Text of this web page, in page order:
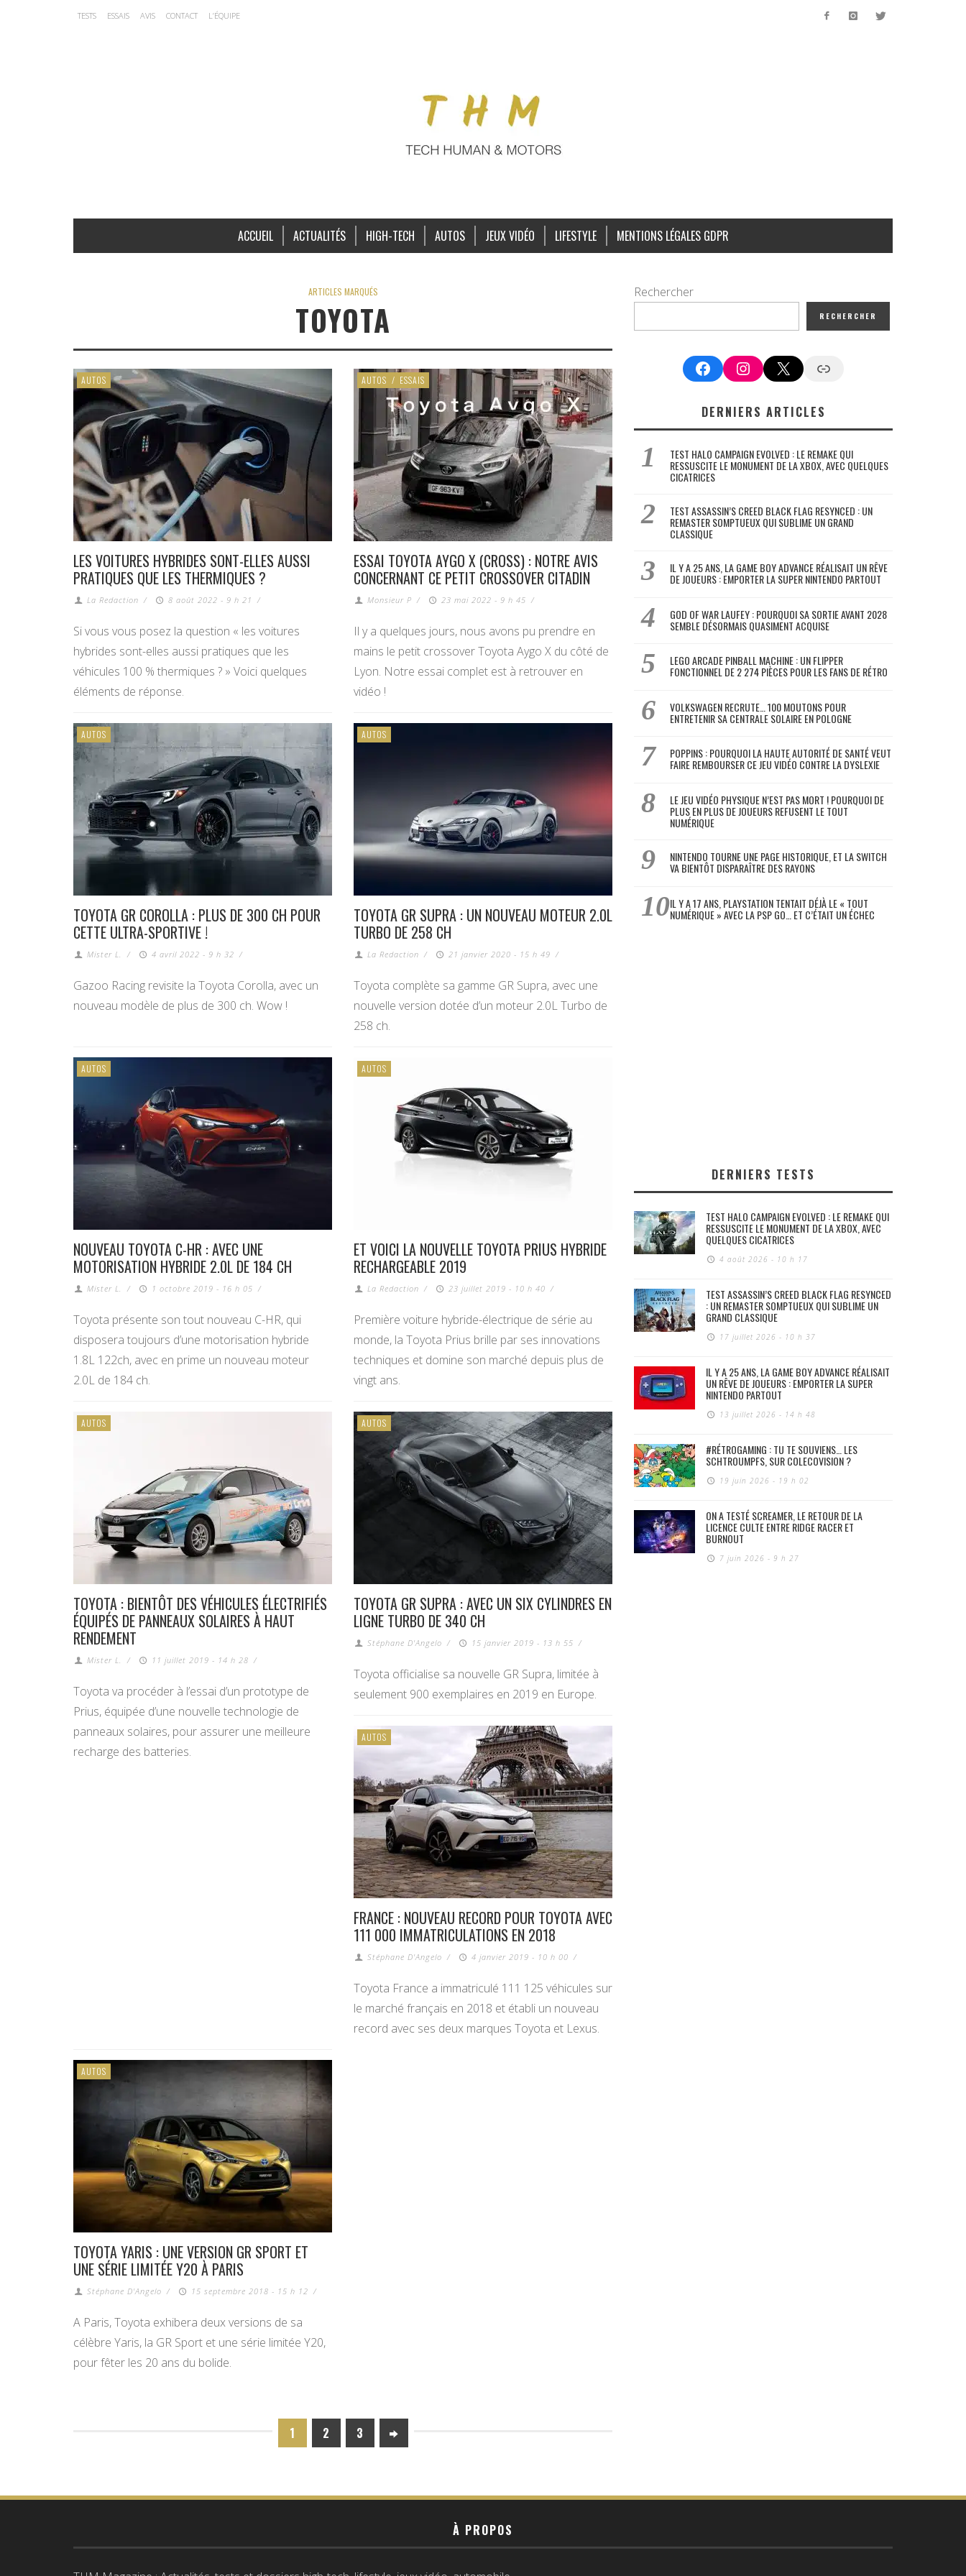
TESTS ESSAIS AVIS CONTACT L’ÉQUIPE
ACCUEIL ACTUALITÉS HIGH-TECH AUTOS JEUX VIDÉO LIFESTYLE MENTIONS LÉGALES GDPR
ARTICLES MARQUÉS
TOYOTA
AUTOS
LES VOITURES HYBRIDES SONT-ELLES AUSSI
PRATIQUES QUE LES THERMIQUES ?
La Redaction / 8 août 2022 - 9 h 21 /
Si vous vous posez la question « les voitures
hybrides sont-elles aussi pratiques que les
véhicules 100 % thermiques ? » Voici quelques
éléments de réponse.
AUTOS / ESSAIS
ESSAI TOYOTA AYGO X (CROSS) : NOTRE AVIS
CONCERNANT CE PETIT CROSSOVER CITADIN
Monsieur P / 23 mai 2022 - 9 h 45 /
Il y a quelques jours, nous avons pu prendre en
mains le petit crossover Toyota Aygo X du côté de
Lyon. Notre essai complet est à retrouver en
vidéo !
AUTOS
TOYOTA GR COROLLA : PLUS DE 300 CH POUR
CETTE ULTRA-SPORTIVE !
Mister L. / 4 avril 2022 - 9 h 32 /
Gazoo Racing revisite la Toyota Corolla, avec un
nouveau modèle de plus de 300 ch. Wow !
AUTOS
TOYOTA GR SUPRA : UN NOUVEAU MOTEUR 2.0L
TURBO DE 258 CH
La Redaction / 21 janvier 2020 - 15 h 49 /
Toyota complète sa gamme GR Supra, avec une
nouvelle version dotée d’un moteur 2.0L Turbo de
258 ch.
AUTOS
NOUVEAU TOYOTA C-HR : AVEC UNE
MOTORISATION HYBRIDE 2.0L DE 184 CH
Mister L. / 1 octobre 2019 - 16 h 05 /
Toyota présente son tout nouveau C-HR, qui
disposera toujours d’une motorisation hybride
1.8L 122ch, avec en prime un nouveau moteur
2.0L de 184 ch.
AUTOS
ET VOICI LA NOUVELLE TOYOTA PRIUS HYBRIDE
RECHARGEABLE 2019
La Redaction / 23 juillet 2019 - 10 h 40 /
Première voiture hybride-électrique de série au
monde, la Toyota Prius brille par ses innovations
techniques et domine son marché depuis plus de
vingt ans.
AUTOS
TOYOTA : BIENTÔT DES VÉHICULES ÉLECTRIFIÉS
ÉQUIPÉS DE PANNEAUX SOLAIRES À HAUT
RENDEMENT
Mister L. / 11 juillet 2019 - 14 h 28 /
Toyota va procéder à l’essai d’un prototype de
Prius, équipée d’une nouvelle technologie de
panneaux solaires, pour assurer une meilleure
recharge des batteries.
AUTOS
TOYOTA GR SUPRA : AVEC UN SIX CYLINDRES EN
LIGNE TURBO DE 340 CH
Stéphane D'Angelo / 15 janvier 2019 - 13 h 55 /
Toyota officialise sa nouvelle GR Supra, limitée à
seulement 900 exemplaires en 2019 en Europe.
AUTOS
FRANCE : NOUVEAU RECORD POUR TOYOTA AVEC
111 000 IMMATRICULATIONS EN 2018
Stéphane D'Angelo / 4 janvier 2019 - 10 h 00 /
Toyota France a immatriculé 111 125 véhicules sur
le marché français en 2018 et établi un nouveau
record avec ses deux marques Toyota et Lexus.
AUTOS
TOYOTA YARIS : UNE VERSION GR SPORT ET
UNE SÉRIE LIMITÉE Y20 À PARIS
Stéphane D'Angelo / 15 septembre 2018 - 15 h 12 /
A Paris, Toyota exhibera deux versions de sa
célèbre Yaris, la GR Sport et une série limitée Y20,
pour fêter les 20 ans du bolide.
1 2 3
Rechercher
RECHERCHER
FacebookInstagram
X Google News
DERNIERS ARTICLES
TEST HALO CAMPAIGN EVOLVED : LE REMAKE QUI
RESSUSCITE LE MONUMENT DE LA XBOX, AVEC QUELQUES
CICATRICES
TEST ASSASSIN’S CREED BLACK FLAG RESYNCED : UN
REMASTER SOMPTUEUX QUI SUBLIME UN GRAND
CLASSIQUE
IL Y A 25 ANS, LA GAME BOY ADVANCE RÉALISAIT UN RÊVE
DE JOUEURS : EMPORTER LA SUPER NINTENDO PARTOUT
GOD OF WAR LAUFEY : POURQUOI SA SORTIE AVANT 2028
SEMBLE DÉSORMAIS QUASIMENT ACQUISE
LEGO ARCADE PINBALL MACHINE : UN FLIPPER
FONCTIONNEL DE 2 274 PIÈCES POUR LES FANS DE RÉTRO
VOLKSWAGEN RECRUTE… 100 MOUTONS POUR
ENTRETENIR SA CENTRALE SOLAIRE EN POLOGNE
POPPINS : POURQUOI LA HAUTE AUTORITÉ DE SANTÉ VEUT
FAIRE REMBOURSER CE JEU VIDÉO CONTRE LA DYSLEXIE
LE JEU VIDÉO PHYSIQUE N’EST PAS MORT ! POURQUOI DE
PLUS EN PLUS DE JOUEURS REFUSENT LE TOUT
NUMÉRIQUE
NINTENDO TOURNE UNE PAGE HISTORIQUE, ET LA SWITCH
VA BIENTÔT DISPARAÎTRE DES RAYONS
IL Y A 17 ANS, PLAYSTATION TENTAIT DÉJÀ LE « TOUT
NUMÉRIQUE » AVEC LA PSP GO… ET C’ÉTAIT UN ÉCHEC
DERNIERS TESTS
TEST HALO CAMPAIGN EVOLVED : LE REMAKE QUI
RESSUSCITE LE MONUMENT DE LA XBOX, AVEC
QUELQUES CICATRICES
4 août 2026 - 10 h 17
TEST ASSASSIN’S CREED BLACK FLAG RESYNCED
: UN REMASTER SOMPTUEUX QUI SUBLIME UN
GRAND CLASSIQUE
17 juillet 2026 - 10 h 37
IL Y A 25 ANS, LA GAME BOY ADVANCE RÉALISAIT
UN RÊVE DE JOUEURS : EMPORTER LA SUPER
NINTENDO PARTOUT
13 juillet 2026 - 14 h 48
#RÉTROGAMING : TU TE SOUVIENS… LES
SCHTROUMPFS, SUR COLECOVISION ?
19 juin 2026 - 19 h 02
ON A TESTÉ SCREAMER, LE RETOUR DE LA
LICENCE CULTE ENTRE RIDGE RACER ET
BURNOUT
7 juin 2026 - 9 h 27
À PROPOS